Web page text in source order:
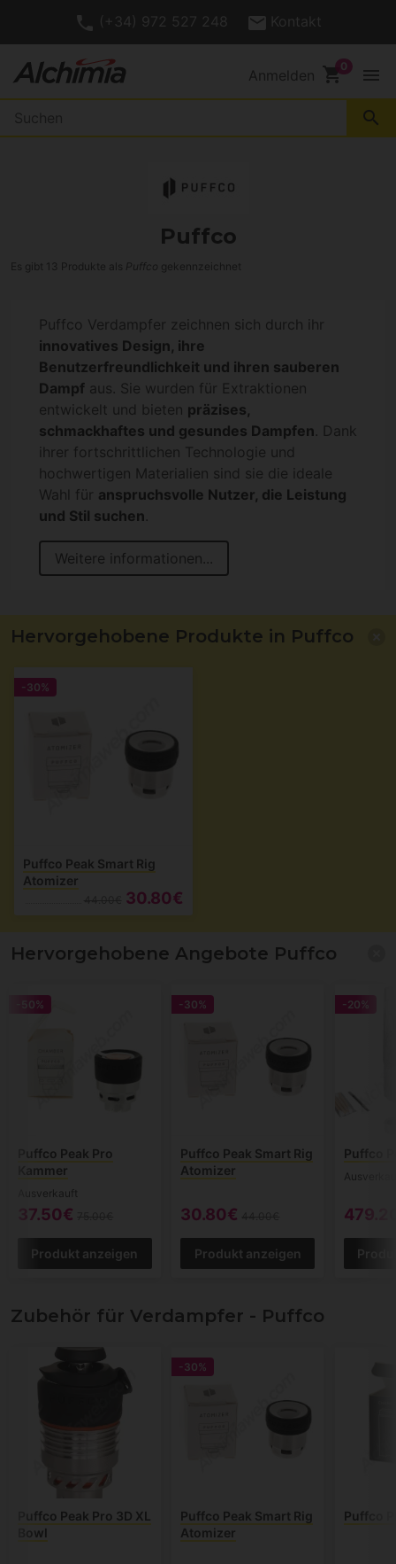
(+34) 972 527 248 Kontakt
Anmelden shopping_cart menu
search
Puffco
Es gibt 13 Produkte als Puffco gekennzeichnet
Puffco Verdampfer zeichnen sich durch ihr
innovatives Design, ihre
Benutzerfreundlichkeit und ihren sauberen
Dampf aus. Sie wurden für Extraktionen
entwickelt und bieten präzises,
schmackhaftes und gesundes Dampfen. Dank
ihrer fortschrittlichen Technologie und
hochwertigen Materialien sind sie die ideale
Wahl für anspruchsvolle Nutzer, die Leistung
und Stil suchen.
Weitere informationen...
Hervorgehobene Produkte in Puffco
-30%
Puffco Peak Smart Rig
Atomizer
30.80€
Hervorgehobene Angebote Puffco
-50%
Puffco Peak Pro
Kammer
Ausverkauft
37.50€
Produkt anzeigen
-30%
Puffco Peak Smart Rig
Atomizer
30.80€
Produkt anzeigen
-20%
Puffco
Zubehör für Verdampfer - Puffco
Puffco Peak Pro 3D XL
Bowl
-30%
Puffco Peak Smart Rig
Atomizer
Puffco